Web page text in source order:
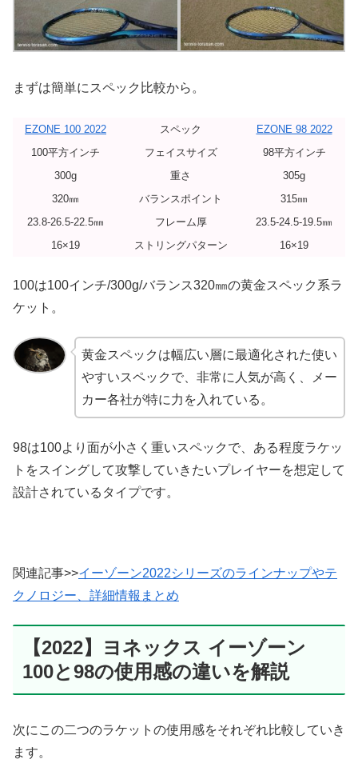
まずは簡単にスペック比較から。
EZONE 100 2022 スペック
EZONE 98 2022
100平方インチ
フェイスサイズ
98平方インチ
300g
重さ
305g
320㎜
バランスポイント
315㎜
23.8-26.5-22.5㎜
フレーム厚
23.5-24.5-19.5㎜
16×19
ストリングパターン 16×19
100は100インチ/300g/バランス320㎜の黄金スペック系ラ
ケット。
黄金スペックは幅広い層に最適化された使い
やすいスペックで、非常に人気が高く、メー
カー各社が特に力を入れている。
98は100より面が小さく重いスペックで、ある程度ラケッ
トをスイングして攻撃していきたいプレイヤーを想定して
設計されているタイプです。
関連記事>>イーゾーン2022シリーズのラインナップやテ
クノロジー、詳細情報まとめ
【2022】ヨネックス イーゾーン
100と98の使用感の違いを解説
次にこの二つのラケットの使用感をそれぞれ比較していき
ます。